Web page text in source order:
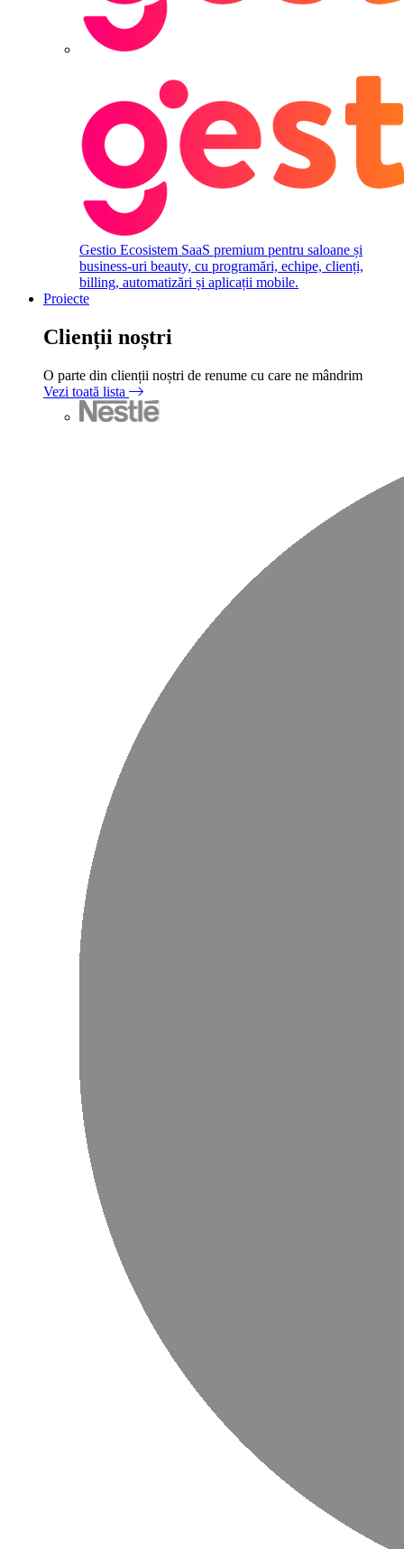
Gestio Ecosistem SaaS premium pentru saloane și
business-uri beauty, cu programări, echipe, clienți,
billing, automatizări și aplicații mobile.
Proiecte
Clienții noștri
O parte din clienții noștri de renume cu care ne mândrim
Vezi toată lista